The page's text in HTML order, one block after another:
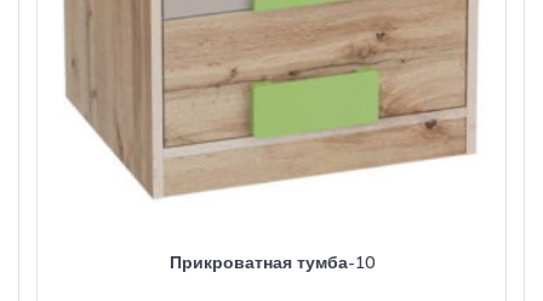
Прикроватная тумба-10